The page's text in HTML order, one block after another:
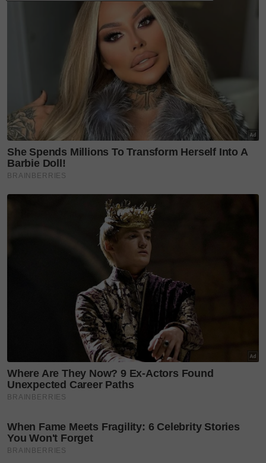
2-Tanda awal kuda tidak selesa atau bersedia untuk
mempertahankan diri diri dengan gigit, sepak atau
rempuh ialah apabila kedua-dua telinganya merapat
ke belakang kepala ketika dihampiri.
3-Cara lain untuk kuda lebih tenang ialah boleh beri
snek kesukaan haiwan itu seperti lobak atau epal
supaya ia lebih jinak.
4- Pemilik atau penunggang kuda biasanya lebih
penjagaan seperti beri makan, memberus dan
5-Kuda mempunyai penglihatan yang luas dan
hampir mencakupi 360 darjah.
Sinar Harian
SinarPlusuntuk info terkini dan bermanfaat!
Jangan lupa follow kami diFacebook,Instagram
&TikTok . Join grup Telegramkami
untuk info dan kisah penuh inspirasi
Jangan lupa dapatkan promosi istimewa
KUCING TOMKRAF
secara online di platformShopee Karangkraf Mallsekarang